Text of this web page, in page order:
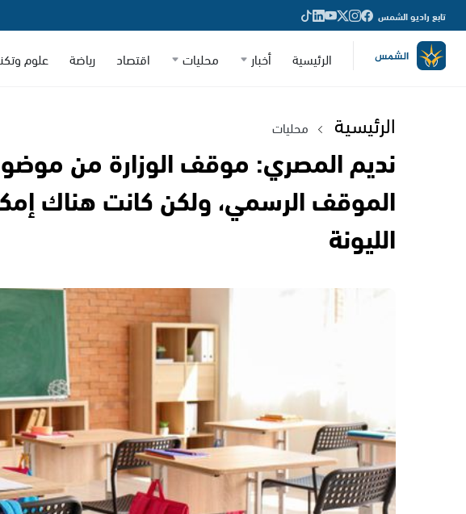
تابع راديو الشمس
الرئيسية أخبار محليات اقتصاد رياضة علوم
الرئيسية محليات
نديم المصري: موقف الوزارة من
الموقف الرسمي، ولكن كانت هناك
الليونة